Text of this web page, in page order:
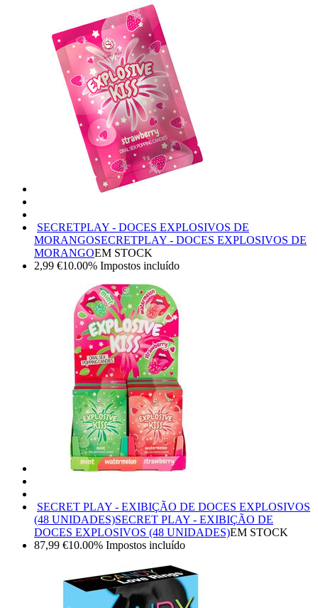
SECRETPLAY - DOCES EXPLOSIVOS DE
MORANGOSECRETPLAY - DOCES EXPLOSIVOS DE
MORANGOEM STOCK
2,99 €10.00% Impostos incluído
SECRET PLAY - EXIBIÇÃO DE DOCES EXPLOSIVOS
(48 UNIDADES)SECRET PLAY - EXIBIÇÃO DE
DOCES EXPLOSIVOS (48 UNIDADES)EM STOCK
87,99 €10.00% Impostos incluído